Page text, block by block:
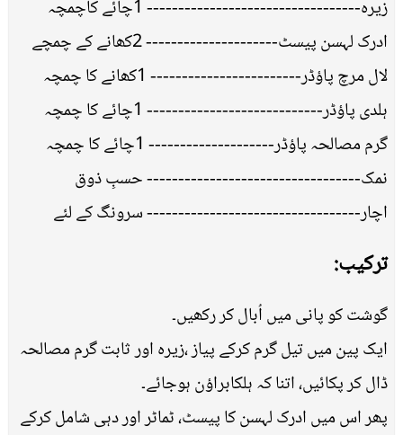
زیرہ---------------------------------- 1چائے کاچمچہ
ادرک لہسن پیسٹ--------------------- 2کھانے کے چمچے
لال مرچ پاﺅڈر------------------------ 1کھانے کا چمچہ
ہلدی پاﺅڈر---------------------------- 1چائے کا چمچہ
گرم مصالحہ پاﺅڈر-------------------- 1چائے کا چمچہ
نمک---------------------------------- حسبِ ذوق
اچار---------------------------------- سرونگ کے لئے
ترکیب:
گوشت کو پانی میں اُبال کر رکھیں۔
ایک پین میں تیل گرم کرکے پیاز ،زیرہ اور ثابت گرم مصالحہ
ڈال کر پکائیں، اتنا کہ ہلکابراﺅن ہوجائے۔
پھر اس میں ادرک لہسن کا پیسٹ، ٹماٹر اور دہی شامل کرکے